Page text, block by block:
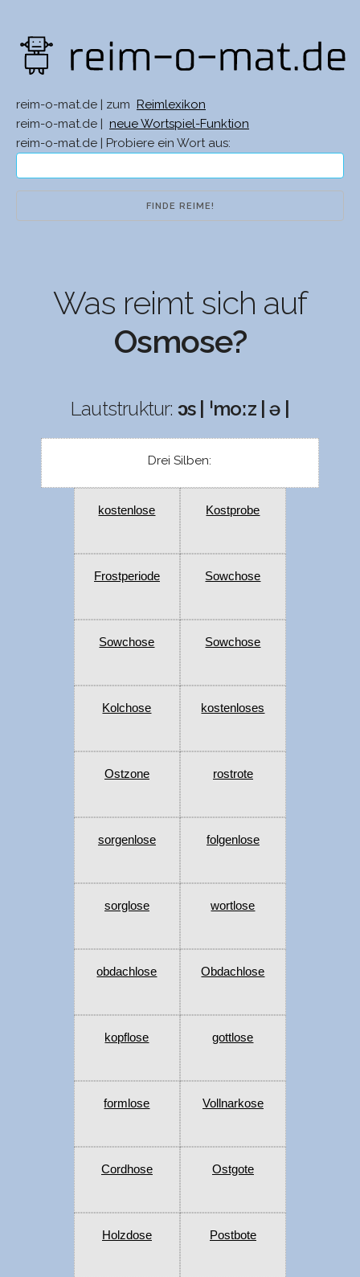
reim-o-mat.de | zum
Reimlexikon
reim-o-mat.de |
neue Wortspiel-Funktion
reim-o-mat.de | Probiere ein Wort aus:
Was reimt sich auf
Osmose?
Lautstruktur: ɔs | ˈmoːz | ə |
Drei Silben:
kostenlose Kostprobe
Frostperiode Sowchose
Sowchose Sowchose
Kolchose kostenloses
Ostzone rostrote
sorgenlose folgenlose
sorglose wortlose
obdachlose Obdachlose
kopflose gottlose
formlose Vollnarkose
Cordhose Ostgote
Holzdose Postbote